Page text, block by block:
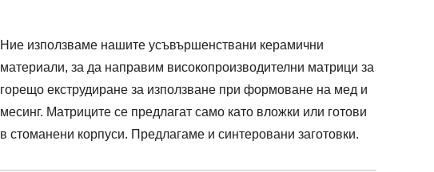
Ние използваме нашите усъвършенствани керамични
материали, за да направим високопроизводителни матрици за
горещо екструдиране за използване при формоване на мед и
месинг. Матриците се предлагат само като вложки или готови
в стоманени корпуси. Предлагаме и синтеровани заготовки.